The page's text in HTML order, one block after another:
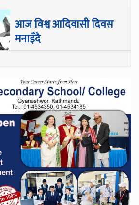
आज विश्व आदिवासी दिवस
मनाइँदै